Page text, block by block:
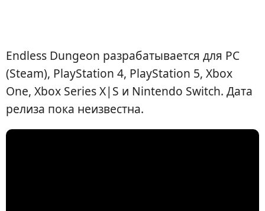
Endless Dungeon разрабатывается для PC
(Steam), PlayStation 4, PlayStation 5, Xbox
One, Xbox Series X|S и Nintendo Switch. Дата
релиза пока неизвестна.